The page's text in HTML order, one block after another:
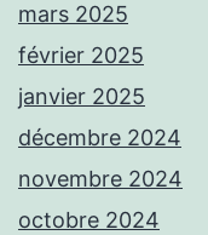
mars 2025
février 2025
janvier 2025
décembre 2024
novembre 2024
octobre 2024